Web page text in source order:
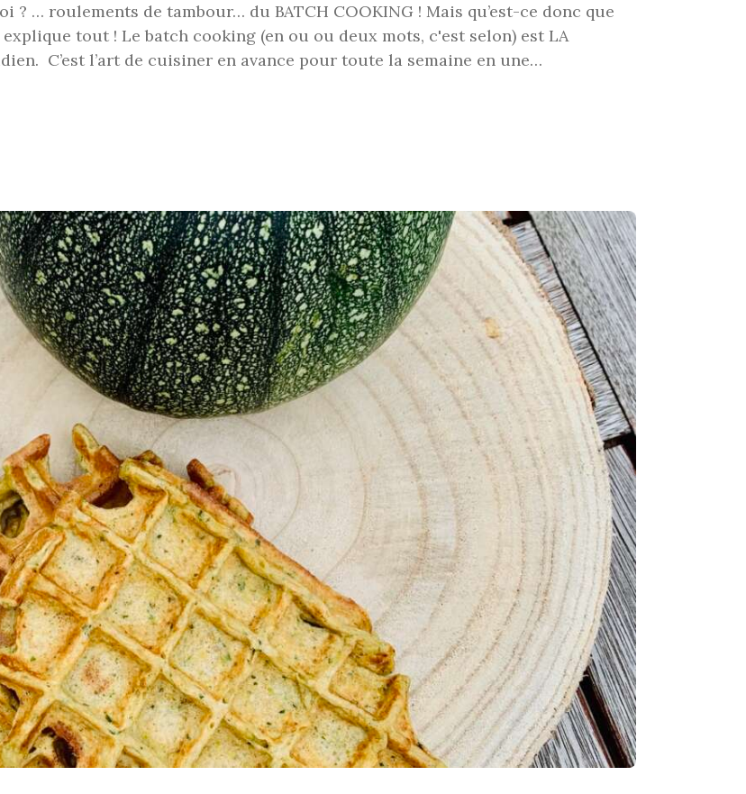
… roulements de tambour… du BATCH COOKING ! Mais qu’est-ce donc que
tout ! Le batch cooking (en ou ou deux mots, c'est selon) est LA
C’est l’art de cuisiner en avance pour toute la semaine en une…